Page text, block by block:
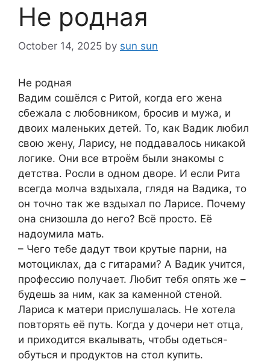
Не родная
October 14, 2025 by sun sun
Не родная
Вадим сошёлся с Ритой, когда его жена
сбежала с любовником, бросив и мужа, и
двоих маленьких детей. То, как Вадик любил
свою жену, Ларису, не поддавалось никакой
логике. Они все втроём были знакомы с
детства. Росли в одном дворе. И если Рита
всегда молча вздыхала, глядя на Вадика, то
он точно так же вздыхал по Ларисе. Почему
она снизошла до него? Всё просто. Её
надоумила мать.
– Чего тебе дадут твои крутые парни, на
мотоциклах, да с гитарами? А Вадик учится,
профессию получает. Любит тебя опять же –
будешь за ним, как за каменной стеной.
Лариса к матери прислушалась. Не хотела
повторять её путь. Когда у дочери нет отца,
и приходится вкалывать, чтобы одеться-
обуться и продуктов на стол купить.